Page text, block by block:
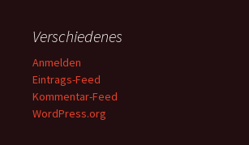
Verschiedenes
Anmelden
Eintrags-Feed
Kommentar-Feed
WordPress.org